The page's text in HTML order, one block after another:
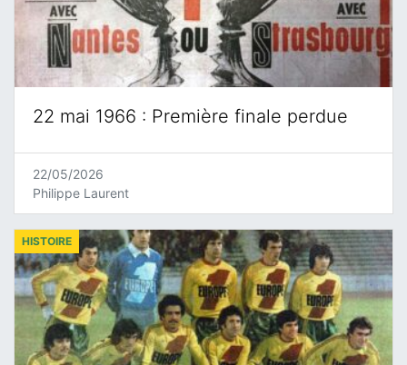
22 mai 1966 : Première finale perdue
22/05/2026
Philippe Laurent
HISTOIRE